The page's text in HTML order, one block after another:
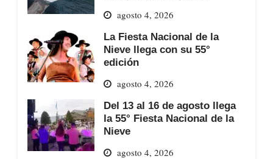
agosto 4, 2026
La Fiesta Nacional de la
Nieve llega con su 55°
edición
agosto 4, 2026
Del 13 al 16 de agosto llega
la 55° Fiesta Nacional de la
Nieve
agosto 4, 2026